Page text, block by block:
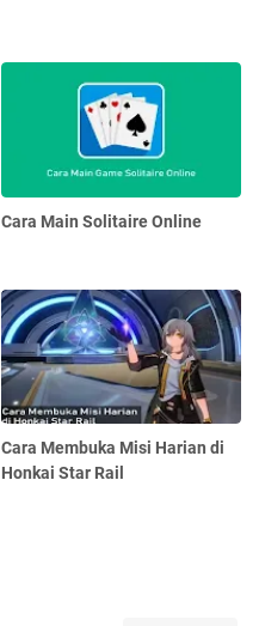
Cara Main Solitaire Online
Cara Membuka Misi Harian di
Honkai Star Rail